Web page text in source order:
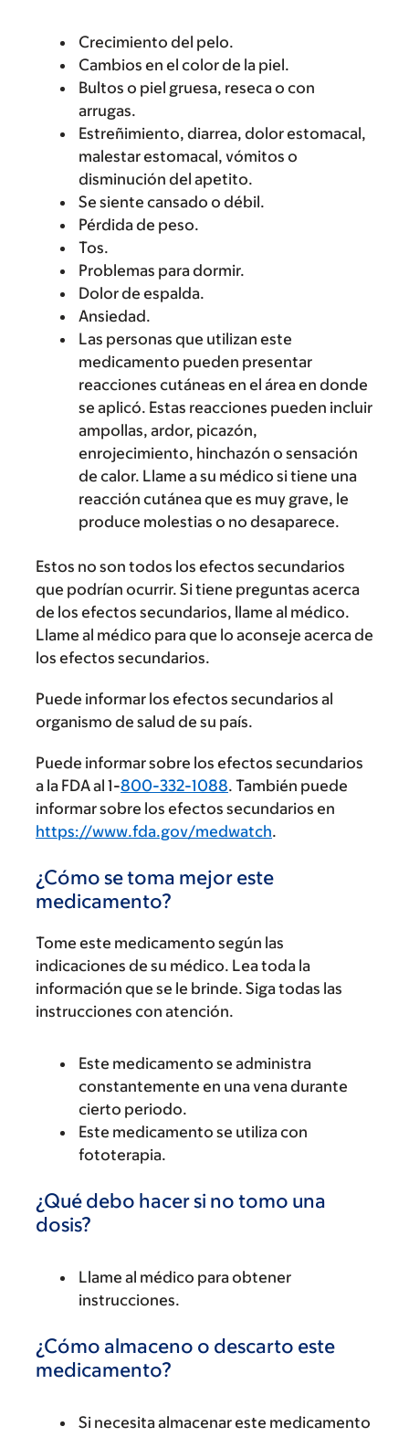
Crecimiento del pelo.
Cambios en el color de la piel.
Bultos o piel gruesa, reseca o con
arrugas.
Estreñimiento, diarrea, dolor estomacal,
malestar estomacal, vómitos o
disminución del apetito.
Se siente cansado o débil.
Pérdida de peso.
Tos.
Problemas para dormir.
Dolor de espalda.
Ansiedad.
Las personas que utilizan este
medicamento pueden presentar
reacciones cutáneas en el área en donde
se aplicó. Estas reacciones pueden incluir
ampollas, ardor, picazón,
enrojecimiento, hinchazón o sensación
de calor. Llame a su médico si tiene una
reacción cutánea que es muy grave, le
produce molestias o no desaparece.
Estos no son todos los efectos secundarios
que podrían ocurrir. Si tiene preguntas acerca
de los efectos secundarios, llame al médico.
Llame al médico para que lo aconseje acerca de
los efectos secundarios.
Puede informar los efectos secundarios al
organismo de salud de su país.
Puede informar sobre los efectos secundarios
a la FDA al 1-800-332-1088. También puede
informar sobre los efectos secundarios en
https://www.fda.gov/medwatch.
¿Cómo se toma mejor este
medicamento?
Tome este medicamento según las
indicaciones de su médico. Lea toda la
información que se le brinde. Siga todas las
instrucciones con atención.
Este medicamento se administra
constantemente en una vena durante
cierto periodo.
Este medicamento se utiliza con
fototerapia.
¿Qué debo hacer si no tomo una
dosis?
Llame al médico para obtener
instrucciones.
¿Cómo almaceno o descarto este
medicamento?
Si necesita almacenar este medicamento